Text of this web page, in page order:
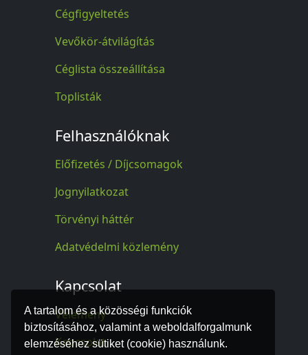
A tartalom és a közösségi funkciók
biztosításához, valamint a weboldalforgalmunk
elemzéséhez sütiket (cookie) használunk.
Cégfigyeltetés
Vevőkör-átvilágítás
Céglista összeállítása
Toplisták
Felhasználóknak
Előfizetés / Díjcsomagok
Jognyilatkozat
Törvényi háttér
Adatvédelmi közlemény
Kapcsolat
Vélemény
Kapcsolat